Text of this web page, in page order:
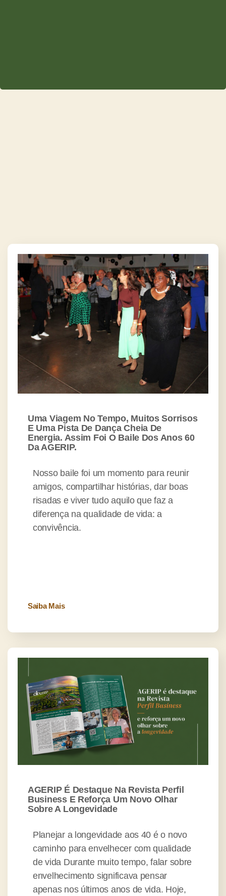
Uma Viagem No Tempo, Muitos Sorrisos
E Uma Pista De Dança Cheia De
Energia. Assim Foi O Baile Dos Anos 60
Da AGERIP.
Nosso baile foi um momento para reunir
amigos, compartilhar histórias, dar boas
risadas e viver tudo aquilo que faz a
diferença na qualidade de vida: a
convivência.
Saiba Mais
AGERIP É Destaque Na Revista Perfil
Business E Reforça Um Novo Olhar
Sobre A Longevidade
Planejar a longevidade aos 40 é o novo
caminho para envelhecer com qualidade
de vida Durante muito tempo, falar sobre
envelhecimento significava pensar
apenas nos últimos anos de vida. Hoje,